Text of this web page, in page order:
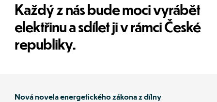
Každý z nás bude moci vyrábět
elektřinu a sdílet ji v rámci České
republiky.
Nová novela energetického zákona z dílny